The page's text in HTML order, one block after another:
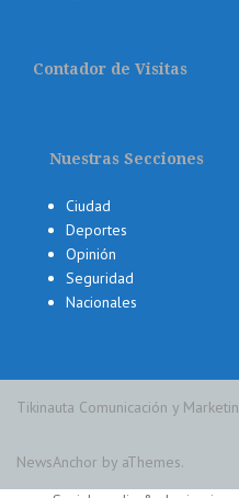
Contador de Visitas
Nuestras Secciones
Ciudad
Deportes
Opinión
Seguridad
Nacionales
Tikinauta Comunicación y
NewsAnchor by aThemes.